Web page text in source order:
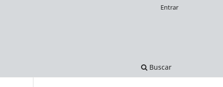
Buscar
Entrar